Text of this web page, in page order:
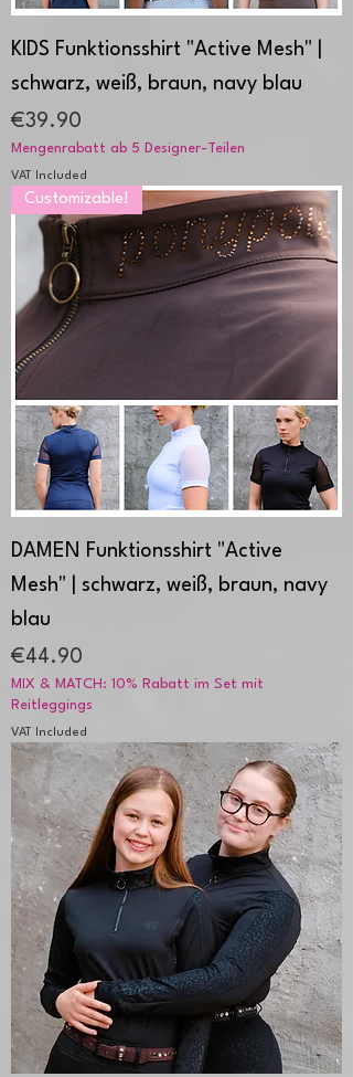
KIDS Funktionsshirt "Active Mesh" |
schwarz, weiß, braun, navy blau
Price
€39.90
Mengenrabatt ab 5 Designer-Teilen
VAT Included
Customizable!
DAMEN Funktionsshirt "Active
Mesh" | schwarz, weiß, braun, navy
blau
Price
€44.90
MIX & MATCH: 10% Rabatt im Set mit
Reitleggings
VAT Included